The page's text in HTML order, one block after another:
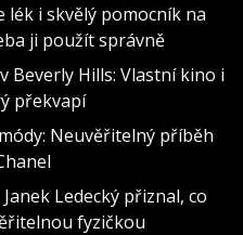
lék i skvělý pomocník na
ji použít správně
Beverly Hills: Vlastní kino i
překvapí
Neuvěřitelný příběh
Ledecký přiznal, co
fyzičkou